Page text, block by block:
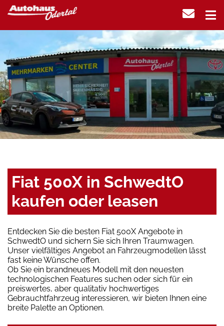
Fiat 500X in SchwedtO
kaufen oder leasen
Entdecken Sie die besten Fiat 500X Angebote in
SchwedtO und sichern Sie sich Ihren Traumwagen.
Unser vielfältiges Angebot an Fahrzeugmodellen lässt
fast keine Wünsche offen.
Ob Sie ein brandneues Modell mit den neuesten
technologischen Features suchen oder sich für ein
preiswertes, aber qualitativ hochwertiges
Gebrauchtfahrzeug interessieren, wir bieten Ihnen eine
breite Palette an Optionen.